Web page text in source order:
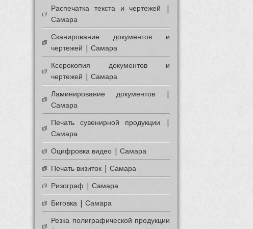
Распечатка текста и чертежей |
Самара
Сканирование документов и
чертежей | Самара
Ксерокопия документов и
чертежей | Самара
Ламинирование документов |
Самара
Печать сувенирной продукции |
Самара
Оцифровка видео | Самара
Печать визиток | Самара
Ризограф | Самара
Биговка | Самара
Резка полиграфической продукции